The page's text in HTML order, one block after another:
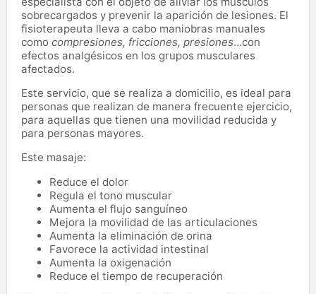
sobrecargados y prevenir la aparición de lesiones. El
fisioterapeuta lleva a cabo maniobras manuales
como compresiones, fricciones, presiones…con
efectos analgésicos en los grupos musculares
afectados.
Este servicio, que se realiza a domicilio, es ideal para
personas que realizan de manera frecuente ejercicio,
para aquellas que tienen una movilidad reducida y
para personas mayores.
Este masaje:
Reduce el dolor
Regula el tono muscular
Aumenta el flujo sanguíneo
Mejora la movilidad de las articulaciones
Aumenta la eliminación de orina
Favorece la actividad intestinal
Aumenta la oxigenación
Reduce el tiempo de recuperación